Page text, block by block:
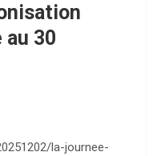
30
la-journee-